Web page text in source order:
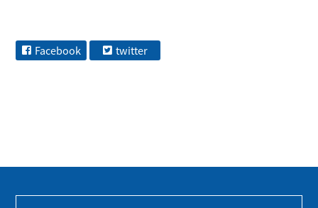
Facebook twitter